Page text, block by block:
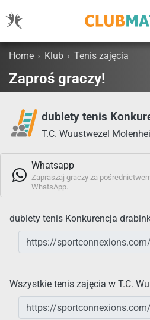
Home › Klub › Tenis zajęcia
Zaproś graczy!
dublety tenis
T.C. Wuustwezel
Whatsapp
Zapraszaj graczy za
WhatsApp.
dublety tenis Konkurencja
Wszystkie tenis zajęcia w T.C.